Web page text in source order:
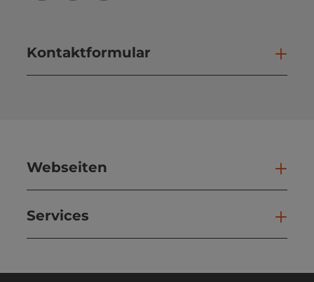
Kontaktformular
Webseiten
Services